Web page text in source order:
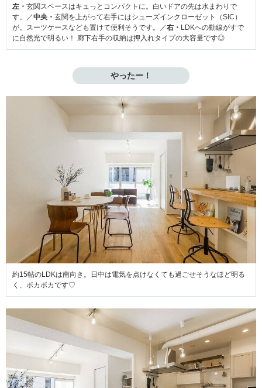
左・ 玄関スペースはキュっとコンパクトに。白いドアの先は水まわりで
す。／中央・ 玄関を上がって右手にはシューズインクローゼット（SIC）
が。スーツケースなども置けて便利そうです。／右・ LDKへの動線がすで
に自然光で明るい！ 廊下右手の収納は押入れタイプの大容量です◎
やったー！
約15帖のLDKは南向き。日中は電気を点けなくても過ごせそうなほど明る
く、ポカポカです♡